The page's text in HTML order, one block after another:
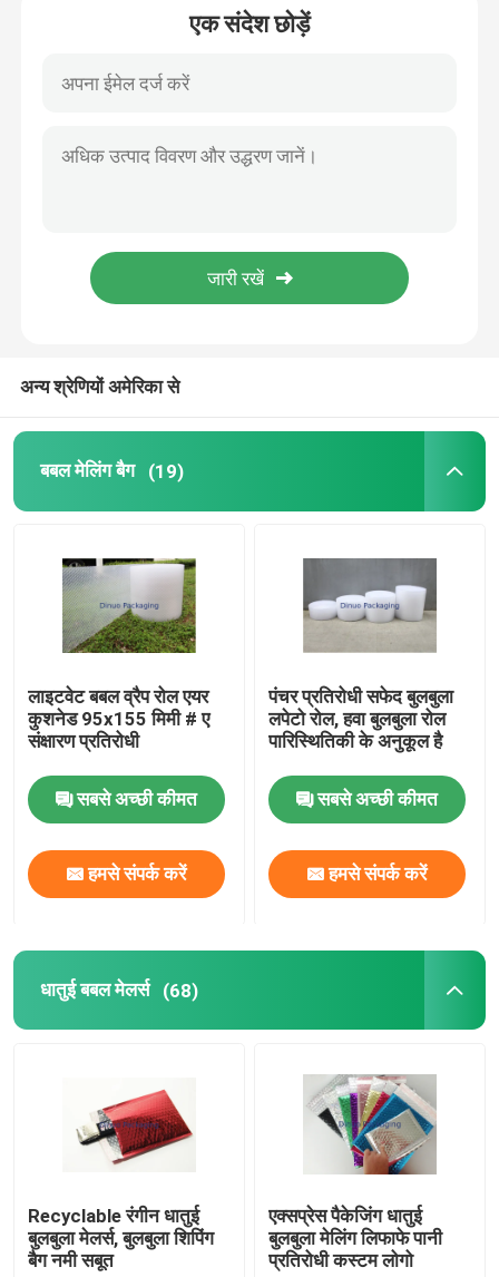
कस्टम पेपर बैग
हनीकॉम्ब रैपिंग पेपर
खिंचाव और सिकुड़ने वाली फिल्म
जिपर बुलबुला बैग
सीपीई प्लास्टिक बैग
कस्टम मुद्रित पाउच खड़े हो जाओ
मुद्रित पेपर बॉक्स
एक संदेश छोड़ें
अन्य श्रेणियों अमेरिका से
बबल मेलिंग बैग (19)
लाइटवेट बबल व्रैप रोल एयर
कुशनेड 95x155 मिमी # ए
संक्षारण प्रतिरोधी
सबसे अच्छी कीमत
हमसे संपर्क करें
पंचर प्रतिरोधी सफेद बुलबुला
लपेटो रोल, हवा बुलबुला रोल
पारिस्थितिकी के अनुकूल है
सबसे अच्छी कीमत
हमसे संपर्क करें
धातुई बबल मेलर्स (68)
Recyclable रंगीन धातुई
बुलबुला मेलर्स, बुलबुला शिपिंग
बैग नमी सबूत
एक्सप्रेस पैकेजिंग धातुई
बुलबुला मेलिंग लिफाफे पानी
प्रतिरोधी कस्टम लोगो